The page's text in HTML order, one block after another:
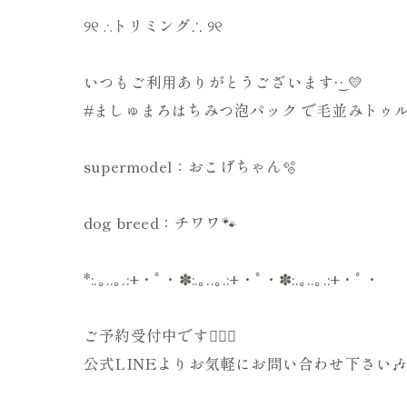
୨୧ ∴トリミング∴ ୨୧
いつもご利用ありがとうございます·͜· 💛
#ましゅまろはちみつ泡パック で毛並みトゥ
supermodel：おこげちゃん🫧
dog breed：チワワ🐾
*:.｡..｡.:+・ﾟ・✽:.｡..｡.:+・ﾟ・✽:.｡..｡.:+・ﾟ・
ご予約受付中です💁🏻‍♀️
公式LINEよりお気軽にお問い合わせ下さい🎶